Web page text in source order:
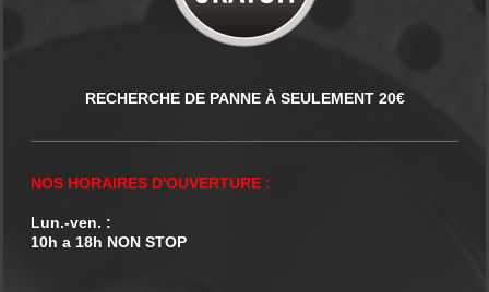
RECHERCHE DE PANNE À SEULEMENT 20€
NOS HORAIRES D'OUVERTURE :
Lun.-ven. :
10h a 18h NON STOP